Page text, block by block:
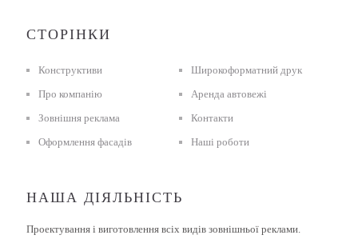
СТОРІНКИ
Конструктиви
Про компанію
Зовнішня реклама
Оформлення фасадів
Широкоформатний друк
Аренда автовежі
Контакти
Наші роботи
НАША ДІЯЛЬНІСТЬ
Проектування і виготовлення всіх видів зовнішньої реклами.